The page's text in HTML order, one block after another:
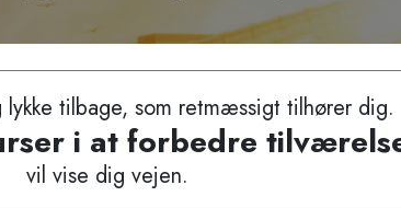
tilbage, som retmæssigt tilhører dig.
i at forbedre
vil vise dig vejen.